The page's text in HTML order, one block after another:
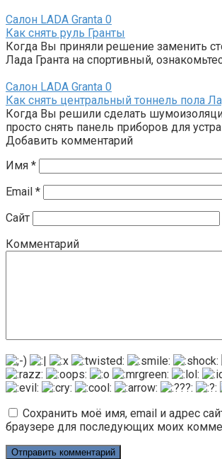
Салон LADA Granta 0
Как снять руль Гранты
Когда Вы приняли решение заменить
Лада Гранта на спортивный,
Салон LADA Granta 0
Как снять центральный тоннель пола
Когда Вы решили сделать
просто снять панель приборов для
Добавить комментарий
Имя *
Email *
Сайт
Комментарий
Сохранить моё имя, email и адрес
браузере для последующих моих